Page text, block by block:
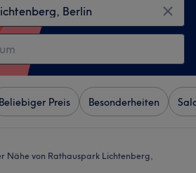
Beliebiger Preis Besonderheiten
Nähe von Rathauspark Lichtenberg,